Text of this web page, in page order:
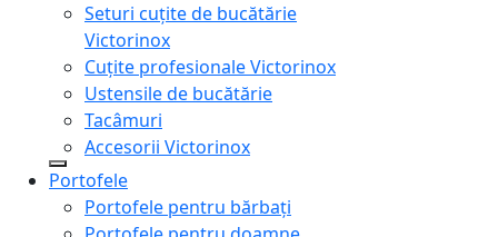
Seturi cuțite de bucătărie
Victorinox
Cuțite profesionale Victorinox
Ustensile de bucătărie
Tacâmuri
Accesorii Victorinox
Portofele
Portofele pentru bărbați